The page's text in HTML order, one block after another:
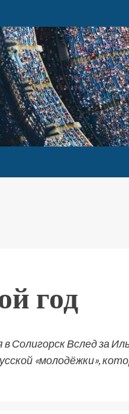
год
в Солигорск Вслед за
«молодёжки»,